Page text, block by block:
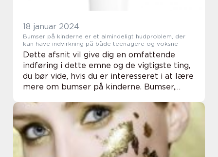
18 januar 2024
Bumser på kinderne er et almindeligt hudproblem, der
kan have indvirkning på både teenagere og voksne
Dette afsnit vil give dig en omfattende
indføring i dette emne og de vigtigste ting,
du bør vide, hvis du er interesseret i at lære
mere om bumser på kinderne. Bumser,
inflammatoriske læsioner, der opstår som
følge af...